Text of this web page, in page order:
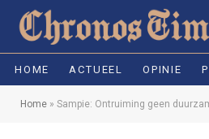
HOME ACTUEEL OPINIE
Home » Sampie: Ontruiming geen duurzame oplossing, ruim